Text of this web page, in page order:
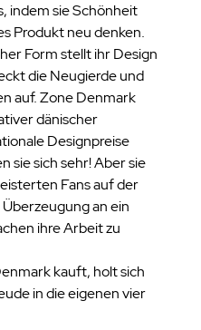
indem sie Schönheit
Produkt neu denken.
Form stellt ihr Design
die Neugierde und
auf. Zone Denmark
dänischer
Designpreise
sie sich sehr! Aber sie
Fans auf der
an ein
ihre Arbeit zu
kauft, holt sich
in die eigenen vier